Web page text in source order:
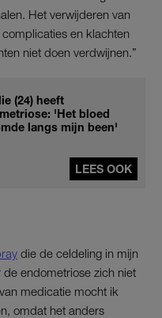
Het verwijderen van
en klachten
niet doen verdwijnen.”
(24) heeft
'Het bloed
langs mijn been'
LEES OOK
die de celdeling in mijn
endometriose zich niet
medicatie mocht ik
omdat het anders